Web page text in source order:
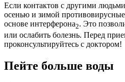
Если контактов с другими
осенью и зимой
основе интерферона2. Это
или ослабить болезнь. Перед
проконсультируйтесь с доктором!
Пейте больше воды